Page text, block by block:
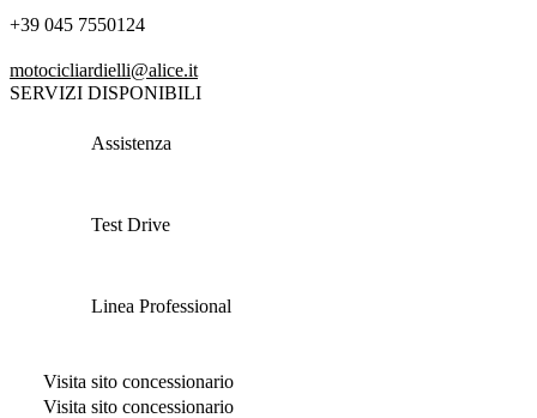
+39 045 7550124
motocicliardielli@alice.it
SERVIZI DISPONIBILI
Assistenza
Test Drive
Linea Professional
Visita sito concessionario
Visita sito concessionario